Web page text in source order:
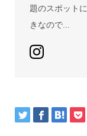
題のスポット
きなので...